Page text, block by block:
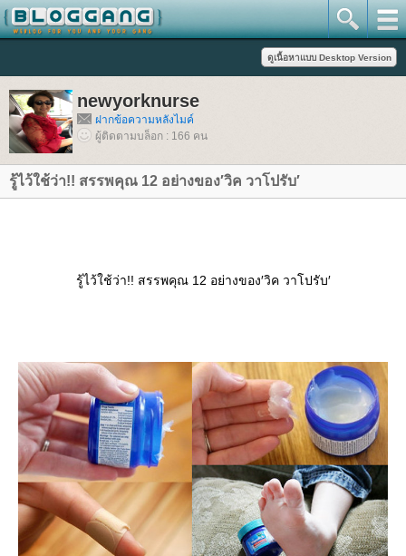
newyorknurse
ฝากข้อความหลังไมค์
ผู้ติดตามบล็อก : 166 คน
รู้ไว้ใช้ว่า!! สรรพคุณ 12 อย่างของ′วิค วาโปรับ′
รู้ไว้ใช้ว่า!! สรรพคุณ 12 อย่างของ′วิค วาโปรับ′